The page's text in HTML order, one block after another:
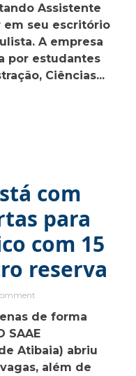
Emprego:
para
Assistente
Administrativo
LEVE
Assistente
em seu escritório
A empresa
por estudantes
Ciências...
com
para
com 15
reserva
on
Atibaia
está
com
inscrições
abertas
de forma
SAAE
Atibaia) abriu
além de